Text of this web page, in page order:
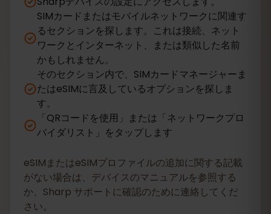
SIMカードまたはモバイルネットワークに関連す
るセクションを探します。これは接続、ネット
ワークとインターネット、または類似した名前
かもしれません。
そのセクション内で、SIMカードマネージャーま
たはeSIMに言及しているオプションを探しま
す。
「QRコードを使用」または「ネットワークプロ
バイダリスト」をタップします
eSIMまたはeSIMプロファイルの追加に関する記載
がない場合は、デバイスのマニュアルを参照する
か、Sharp サポートに確認のために連絡してくだ
さい。